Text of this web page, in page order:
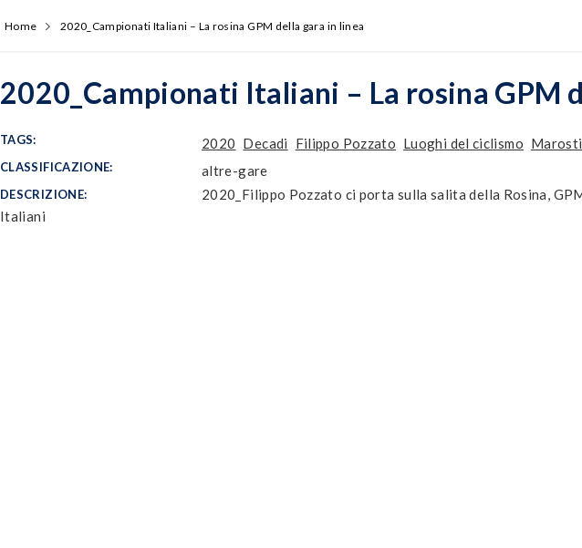
Home 2020_Campionati Italiani – La rosina GPM della gara in linea
2020_Campionati Italiani – La rosina GPM
TAGS: 2020 Decadi Filippo Pozzato Luoghi del ciclismo
CLASSIFICAZIONE: altre-gare
DESCRIZIONE:
2020_Filippo Pozzato ci porta sulla salita della Rosina,
Italiani